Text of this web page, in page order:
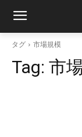
タグ 市場規模
Tag: 市